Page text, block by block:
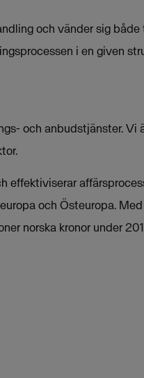
och vänder sig både
i en given
och anbudstjänster. Vi
effektiviserar
och Östeuropa.
norska kronor under